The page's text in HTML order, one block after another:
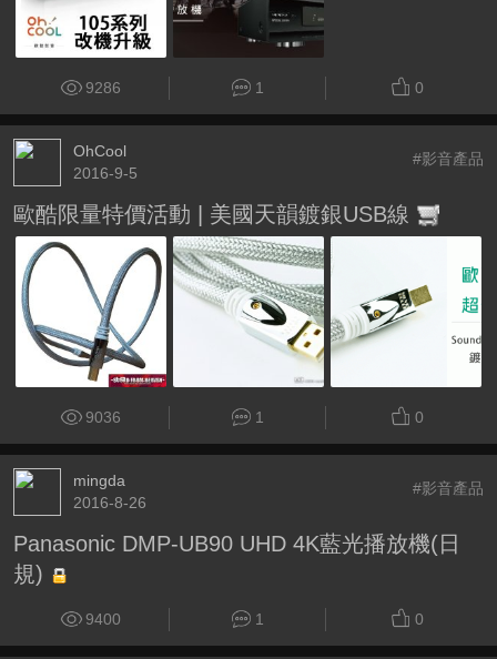
9286 1 0
OhCool
2016-9-5
#影音產品
歐酷限量特價活動 | 美國天韻鍍銀USB線
9036 1 0
mingda
2016-8-26
#影音產品
Panasonic DMP-UB90 UHD 4K藍光播放機(日
規)
9400 1 0